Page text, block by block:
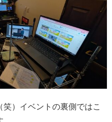
）イベントの裏側ではこ